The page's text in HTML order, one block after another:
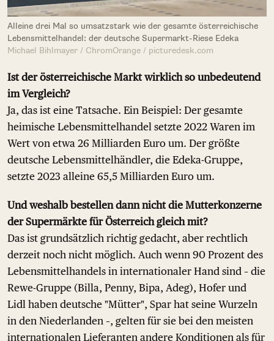
Alleine drei Mal so umsatzstark wie der gesamte österreichische
Lebensmittelhandel: der deutsche Supermarkt-Riese Edeka
Michael Bihlmayer / ChromOrange / picturedesk.com
Ist der österreichische Markt wirklich so unbedeutend
im Vergleich?
Ja, das ist eine Tatsache. Ein Beispiel: Der gesamte
heimische Lebensmittelhandel setzte 2022 Waren im
Wert von etwa 26 Milliarden Euro um. Der größte
deutsche Lebensmittelhändler, die Edeka-Gruppe,
setzte 2023 alleine 65,5 Milliarden Euro um.
Und weshalb bestellen dann nicht die Mutterkonzerne
der Supermärkte für Österreich gleich mit?
Das ist grundsätzlich richtig gedacht, aber rechtlich
derzeit noch nicht möglich. Auch wenn 90 Prozent des
Lebensmittelhandels in internationaler Hand sind – die
Rewe-Gruppe (Billa, Penny, Bipa, Adeg), Hofer und
Lidl haben deutsche "Mütter", Spar hat seine Wurzeln
in den Niederlanden –, gelten für sie bei den meisten
internationalen Lieferanten andere Konditionen als für